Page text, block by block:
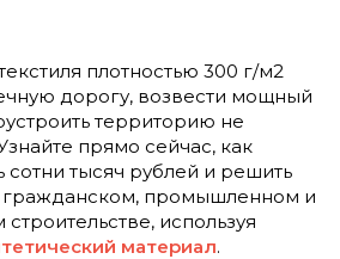
плотностью 300 г/м2
дорогу, возвести мощный
территорию не
прямо сейчас, как
тысяч рублей и решить
гражданском, промышленном и
используя
материал.